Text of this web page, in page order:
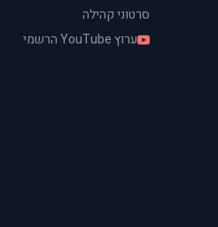
סרטוני קהילה
ערוץ YouTube הרשמי